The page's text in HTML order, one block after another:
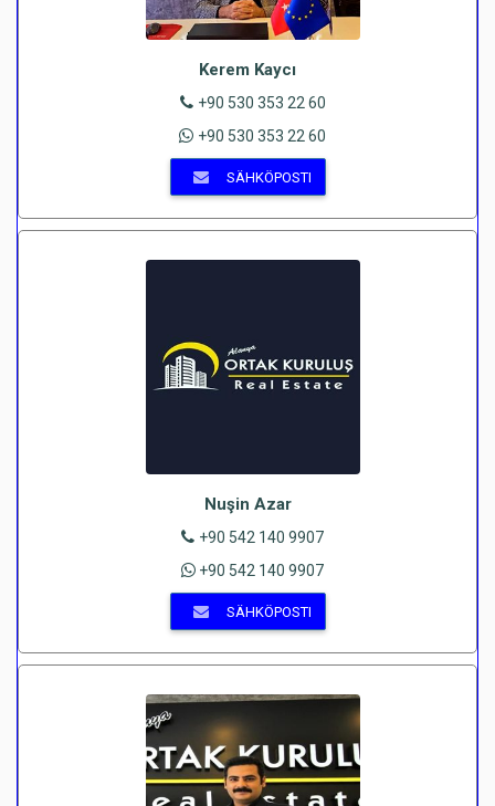
Kerem Kaycı
+90 530 353 22 60
+90 530 353 22 60
SÄHKÖPOSTI
Nuşin Azar
+90 542 140 9907
+90 542 140 9907
SÄHKÖPOSTI